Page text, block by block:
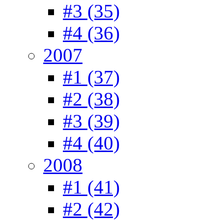
#3 (35)
#4 (36)
2007
#1 (37)
#2 (38)
#3 (39)
#4 (40)
2008
#1 (41)
#2 (42)